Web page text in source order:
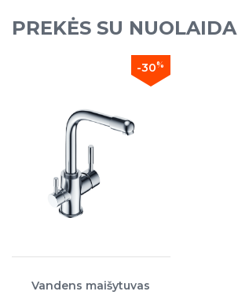
PREKĖS SU NUOLAIDA
-30%
Vandens maišytuvas